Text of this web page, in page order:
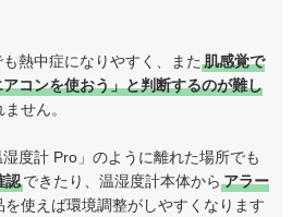
熱中症になりやすく、また 肌感覚で
コンを使おう」と判断するのが難し
せん。
度計 Pro」のように離れた場所でも
認できたり、温湿度計本体から アラー
使えば環境調整がしやすくなります